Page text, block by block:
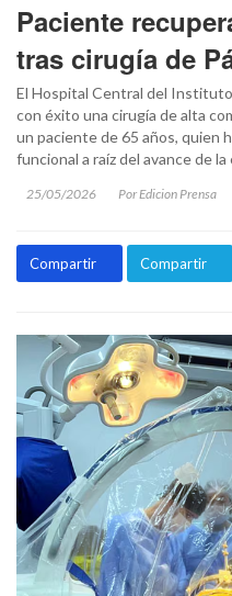
Paciente
tras cirugía de
El Hospital Central del Instituto
con éxito una cirugía de alta
un paciente de 65 años, quien
funcional a raíz del avance de
25/05/2026 Por Edicion Prensa
Compartir Compartir